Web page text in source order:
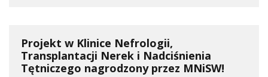
Projekt w Klinice Nefrologii,
Transplantacji Nerek i Nadciśnienia
Tętniczego nagrodzony przez MNiSW!